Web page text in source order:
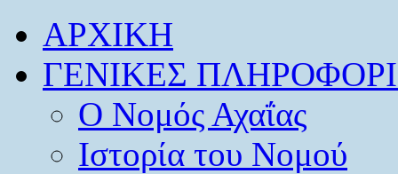
ΑΡΧΙΚΗ
ΓΕΝΙΚΕΣ
O Νομός Αχαΐας
Ιστορία του Νομού